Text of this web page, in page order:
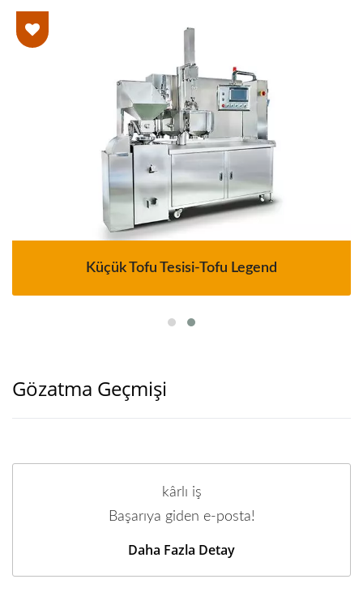
Küçük Tofu Tesisi-Tofu Legend
Gözatma Geçmişi
kârlı iş
Başarıya giden e-posta!
Daha Fazla Detay